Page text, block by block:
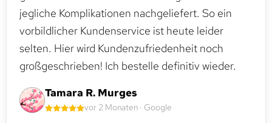
jegliche Komplikationen nachgeliefert. So ein
vorbildlicher Kundenservice ist heute leider
selten. Hier wird Kundenzufriedenheit noch
großgeschrieben! Ich bestelle definitiv wieder.
Tamara R. Murges
vor 2 Monaten · Google